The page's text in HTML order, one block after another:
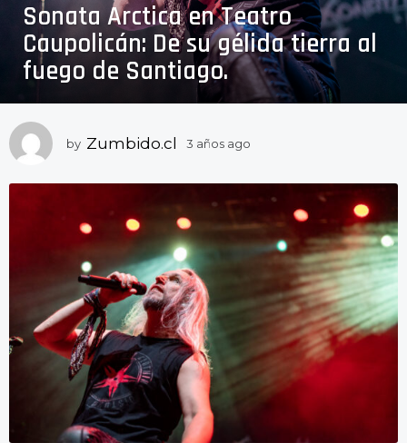
a
ñ
o
s
g
o
a
Sonata Arctica en Teatro
Caupolicán: De su gélida tierra al
fuego de Santiago.
by Zumbido.cl 3 años ago
a
g